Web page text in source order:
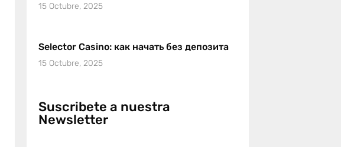
15 Octubre, 2025
Selector Casino: как начать без депозита
15 Octubre, 2025
Suscribete a nuestra
Newsletter